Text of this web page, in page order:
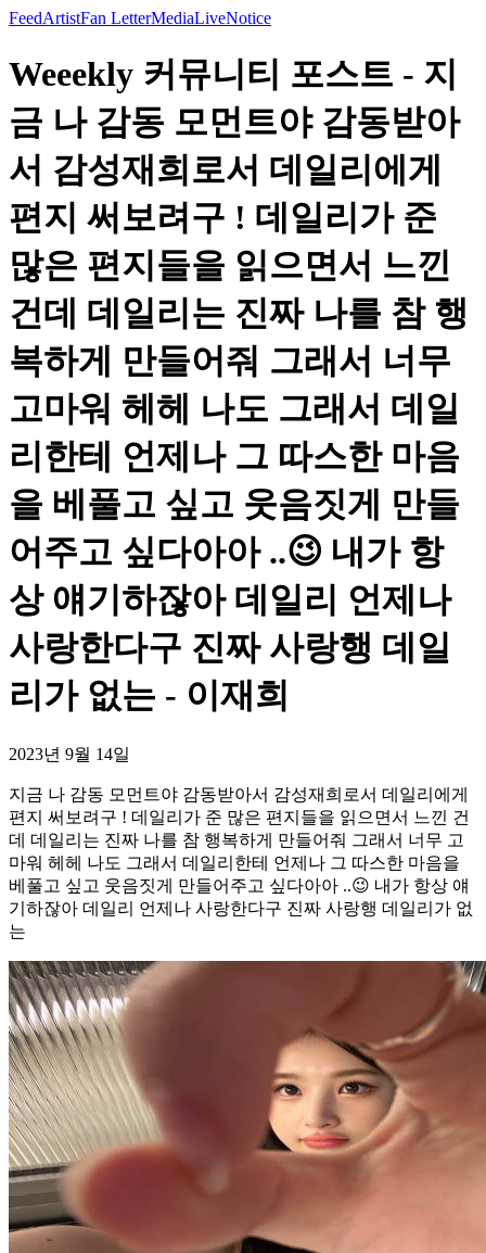
FeedArtistFan LetterMediaLiveNotice
Weeekly 커뮤니티 포스트 - 지
금 나 감동 모먼트야 감동받아
서 감성재희로서 데일리에게
편지 써보려구 ! 데일리가 준
많은 편지들을 읽으면서 느낀
건데 데일리는 진짜 나를 참 행
복하게 만들어줘 그래서 너무
고마워 헤헤 나도 그래서 데일
리한테 언제나 그 따스한 마음
을 베풀고 싶고 웃음짓게 만들
어주고 싶다아아 ..😉 내가 항
상 얘기하잖아 데일리 언제나
사랑한다구 진짜 사랑행 데일
리가 없는 - 이재희
2023년 9월 14일
지금 나 감동 모먼트야 감동받아서 감성재희로서 데일리에게
편지 써보려구 ! 데일리가 준 많은 편지들을 읽으면서 느낀 건
데 데일리는 진짜 나를 참 행복하게 만들어줘 그래서 너무 고
마워 헤헤 나도 그래서 데일리한테 언제나 그 따스한 마음을
베풀고 싶고 웃음짓게 만들어주고 싶다아아 ..😉 내가 항상 얘
기하잖아 데일리 언제나 사랑한다구 진짜 사랑행 데일리가 없
는